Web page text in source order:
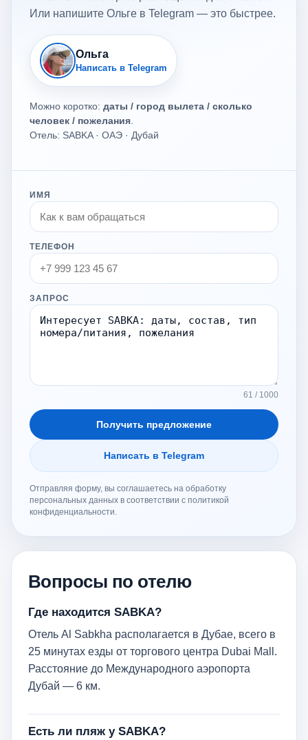
Или напишите Ольге в Telegram — это быстрее.
Ольга
Написать в Telegram
Можно коротко: даты / город вылета / сколько
человек / пожелания
Отель: SABKA · ОАЭ · Дубай
ИМЯ
ТЕЛЕФОН
ЗАПРОС
61 / 1000
Получить предложение
Написать в Telegram
Отправляя форму, вы соглашаетесь на обработку
персональных данных в соответствии с политикой
конфиденциальности.
Вопросы по отелю
Где находится SABKA?
Отель Al Sabkha располагается в Дубае, всего в
25 минутах езды от торгового центра Dubai Mall.
Расстояние до Международного аэропорта
Дубай — 6 км.
Есть ли пляж у SABKA?